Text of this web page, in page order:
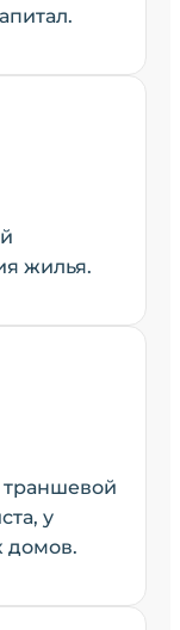
жилья.
траншевой
у
домов.